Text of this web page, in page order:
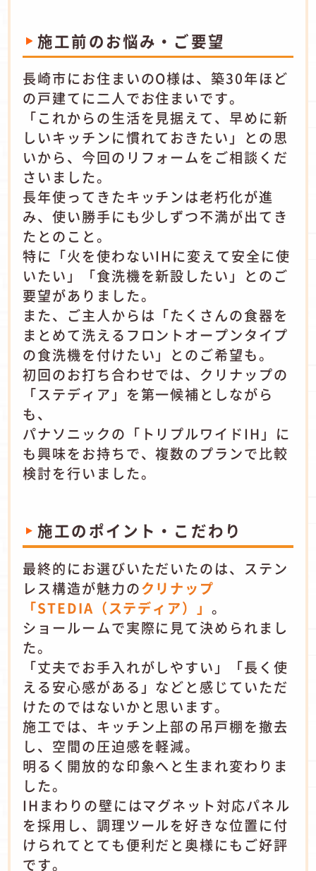
施工前のお悩み・ご要望
長崎市にお住まいのO様は、築30年ほど
の戸建てに二人でお住まいです。
「これからの生活を見据えて、早めに新
しいキッチンに慣れておきたい」との思
いから、今回のリフォームをご相談くだ
さいました。
長年使ってきたキッチンは老朽化が進
み、使い勝手にも少しずつ不満が出てき
たとのこと。
特に「火を使わないIHに変えて安全に使
いたい」「食洗機を新設したい」とのご
要望がありました。
また、ご主人からは「たくさんの食器を
まとめて洗えるフロントオープンタイプ
の食洗機を付けたい」とのご希望も。
初回のお打ち合わせでは、クリナップの
「ステディア」を第一候補としながら
も、
パナソニックの「トリプルワイドIH」に
も興味をお持ちで、複数のプランで比較
検討を行いました。
施工のポイント・こだわり
最終的にお選びいただいたのは、ステン
レス構造が魅力のクリナップ
「STEDIA（ステディア）」 。
ショールームで実際に見て決められまし
た。
「丈夫でお手入れがしやすい」「長く使
える安心感がある」などと感じていただ
けたのではないかと思います。
施工では、キッチン上部の吊戸棚を撤去
し、空間の圧迫感を軽減。
明るく開放的な印象へと生まれ変わりま
した。
IHまわりの壁にはマグネット対応パネル
を採用し、調理ツールを好きな位置に付
けられてとても便利だと奥様にもご好評
です。